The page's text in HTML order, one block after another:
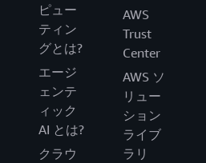
ピュー
ティン
グとは?
エージ
ェンテ
ィック
AI とは?
クラウ
AWS
Trust
Center
AWS ソ
リュー
ション
ライブ
ラリ